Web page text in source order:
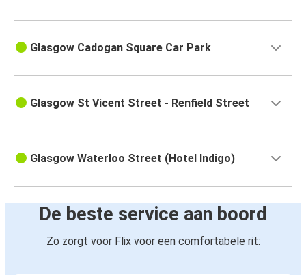
Glasgow Cadogan Square Car Park
Glasgow St Vicent Street - Renfield Street
Glasgow Waterloo Street (Hotel Indigo)
De beste service aan boord
Zo zorgt voor Flix voor een comfortabele rit: